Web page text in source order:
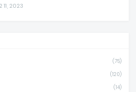
2023
(75)
(120)
(14)